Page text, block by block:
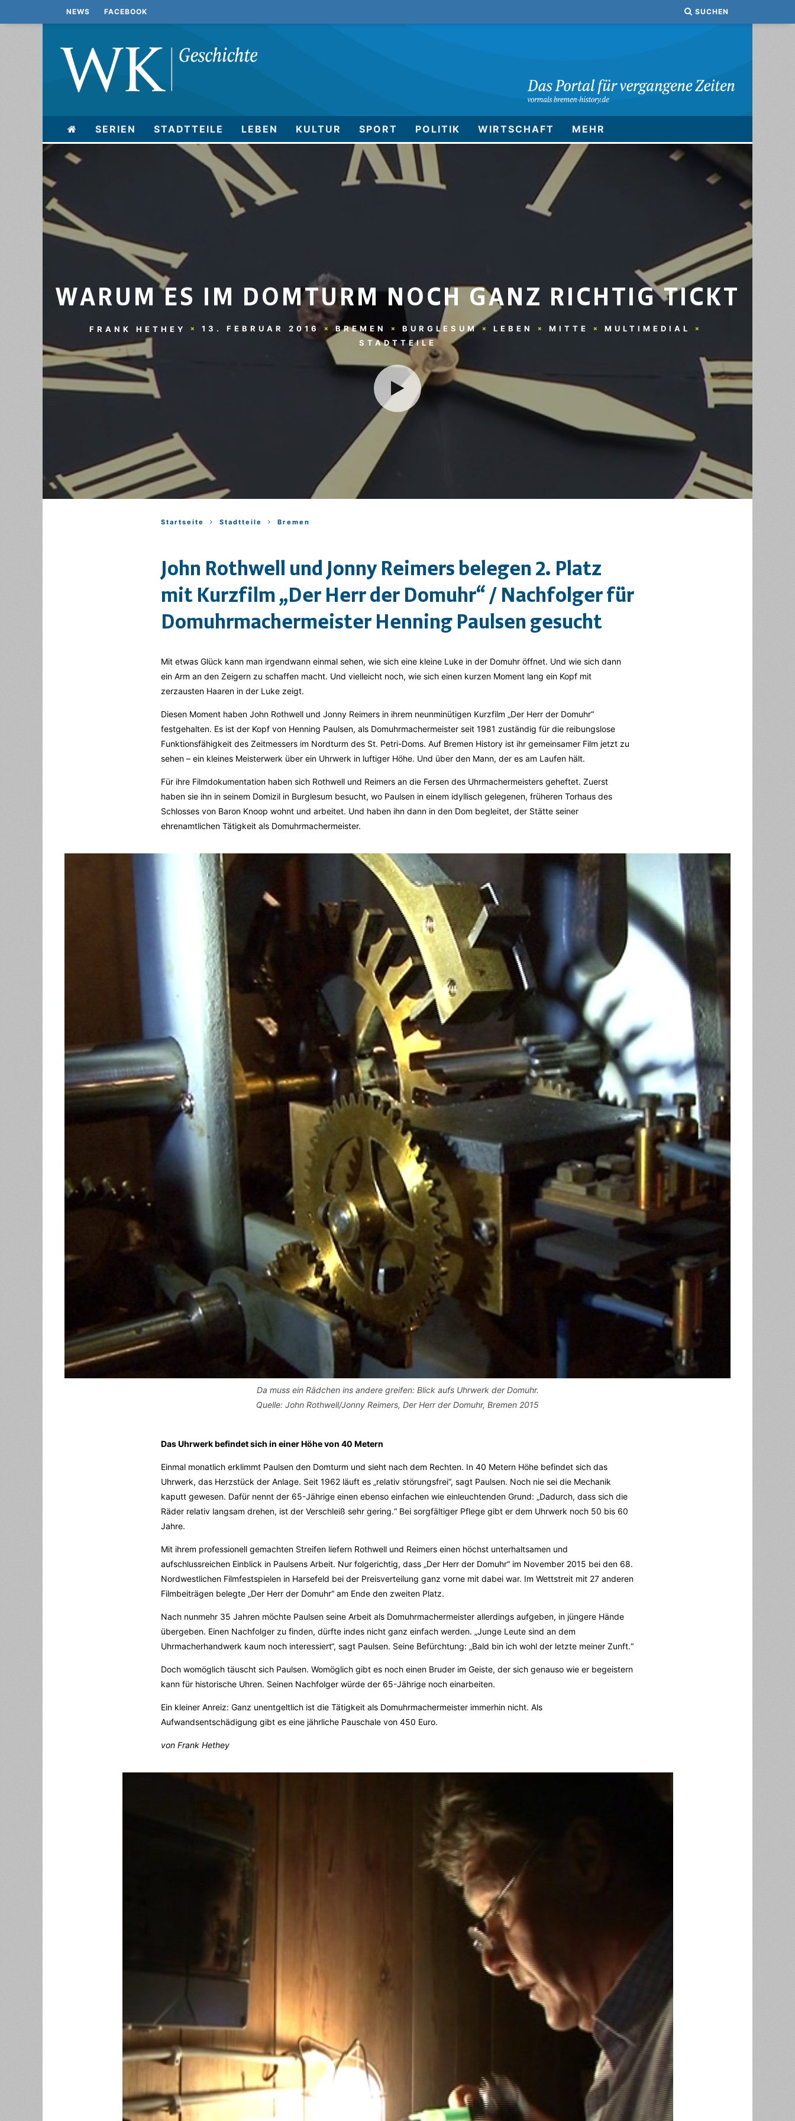
NEWS FACEBOOK SUCHEN
SERIEN STADTTEILE LEBEN KULTUR SPORT POLITIK WIRTSCHAFT MEHR
WARUM ES IM DOMTURM NOCH GANZ RICHTIG TICKT
FRANK HETHEY 13. FEBRUAR 2016 BREMEN BURGLESUM LEBEN MITTE
MULTIMEDIAL
STADTTEILE
Startseite Stadtteile Bremen
John Rothwell und Jonny Reimers belegen 2. Platz
mit Kurzfilm „Der Herr der Domuhr“ / Nachfolger für
Domuhrmachermeister Henning Paulsen gesucht
Mit etwas Glück kann man irgendwann einmal sehen, wie sich eine kleine Luke in der Domuhr öffnet. Und wie sich dann
ein Arm an den Zeigern zu schaffen macht. Und vielleicht noch, wie sich einen kurzen Moment lang ein Kopf mit
zerzausten Haaren in der Luke zeigt.
Diesen Moment haben John Rothwell und Jonny Reimers in ihrem neunminütigen Kurzfilm „Der Herr der Domuhr“
festgehalten. Es ist der Kopf von Henning Paulsen, als Domuhrmachermeister seit 1981 zuständig für die reibungslose
Funktionsfähigkeit des Zeitmessers im Nordturm des St. Petri-Doms. Auf Bremen History ist ihr gemeinsamer Film jetzt zu
sehen – ein kleines Meisterwerk über ein Uhrwerk in luftiger Höhe. Und über den Mann, der es am Laufen hält.
Für ihre Filmdokumentation haben sich Rothwell und Reimers an die Fersen des Uhrmachermeisters geheftet. Zuerst
haben sie ihn in seinem Domizil in Burglesum besucht, wo Paulsen in einem idyllisch gelegenen, früheren Torhaus des
Schlosses von Baron Knoop wohnt und arbeitet. Und haben ihn dann in den Dom begleitet, der Stätte seiner
ehrenamtlichen Tätigkeit als Domuhrmachermeister.
Da muss ein Rädchen ins andere greifen: Blick aufs Uhrwerk der Domuhr.
Quelle: John Rothwell/Jonny Reimers, Der Herr der Domuhr, Bremen 2015
Das Uhrwerk befindet sich in einer Höhe von 40 Metern
Einmal monatlich erklimmt Paulsen den Domturm und sieht nach dem Rechten. In 40 Metern Höhe befindet sich das
Uhrwerk, das Herzstück der Anlage. Seit 1962 läuft es „relativ störungsfrei“, sagt Paulsen. Noch nie sei die Mechanik
kaputt gewesen. Dafür nennt der 65-Jährige einen ebenso einfachen wie einleuchtenden Grund: „Dadurch, dass sich die
Räder relativ langsam drehen, ist der Verschleiß sehr gering.“ Bei sorgfältiger Pflege gibt er dem Uhrwerk noch 50 bis 60
Jahre.
Mit ihrem professionell gemachten Streifen liefern Rothwell und Reimers einen höchst unterhaltsamen und
aufschlussreichen Einblick in Paulsens Arbeit. Nur folgerichtig, dass „Der Herr der Domuhr“ im November 2015 bei den 68.
Nordwestlichen Filmfestspielen in Harsefeld bei der Preisverteilung ganz vorne mit dabei war. Im Wettstreit mit 27 anderen
Filmbeiträgen belegte „Der Herr der Domuhr“ am Ende den zweiten Platz.
Nach nunmehr 35 Jahren möchte Paulsen seine Arbeit als Domuhrmachermeister allerdings aufgeben, in jüngere Hände
übergeben. Einen Nachfolger zu finden, dürfte indes nicht ganz einfach werden. „Junge Leute sind an dem
Uhrmacherhandwerk kaum noch interessiert“, sagt Paulsen. Seine Befürchtung: „Bald bin ich wohl der letzte meiner Zunft.“
Doch womöglich täuscht sich Paulsen. Womöglich gibt es noch einen Bruder im Geiste, der sich genauso wie er begeistern
kann für historische Uhren. Seinen Nachfolger würde der 65-Jährige noch einarbeiten.
Ein kleiner Anreiz: Ganz unentgeltlich ist die Tätigkeit als Domuhrmachermeister immerhin nicht. Als
Aufwandsentschädigung gibt es eine jährliche Pauschale von 450 Euro.
von Frank Hethey